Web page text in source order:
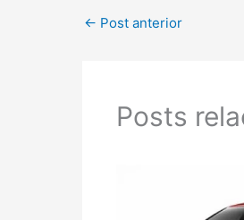
← Post anterior
Posts